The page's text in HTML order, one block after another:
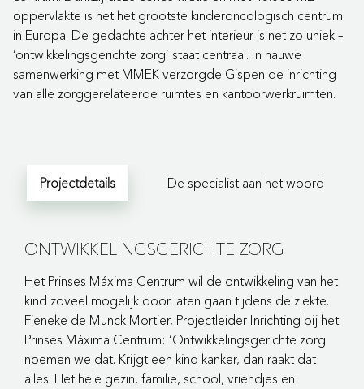
oppervlakte is het het grootste kinderoncologisch centrum
in Europa. De gedachte achter het interieur is net zo uniek –
‘ontwikkelingsgerichte zorg’ staat centraal. In nauwe
samenwerking met MMEK verzorgde Gispen de inrichting
van alle zorggerelateerde ruimtes en kantoorwerkruimten.
Projectdetails De specialist aan het woord
ONTWIKKELINGSGERICHTE ZORG
Het Prinses Máxima Centrum wil de ontwikkeling van het
kind zoveel mogelijk door laten gaan tijdens de ziekte.
Fieneke de Munck Mortier, Projectleider Inrichting bij het
Prinses Máxima Centrum: ‘Ontwikkelingsgerichte zorg
noemen we dat. Krijgt een kind kanker, dan raakt dat
alles. Het hele gezin, familie, school, vriendjes en